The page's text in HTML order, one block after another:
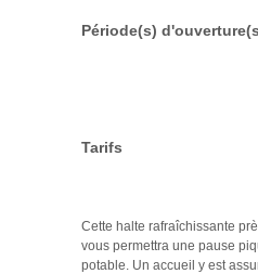
Période(s)
Tarifs
Cette halte rafraîchissante
vous permettra une pause
potable. Un accueil y est